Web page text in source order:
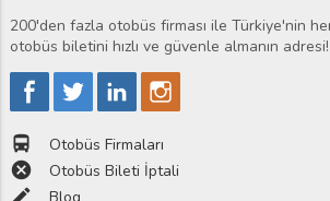
200'den fazla otobüs firması ile Türkiye'nin
otobüs biletini hızlı ve güvenle almanın adresi!
directions_bus Otobüs Firmaları
cancel Otobüs Bileti İptali
edit